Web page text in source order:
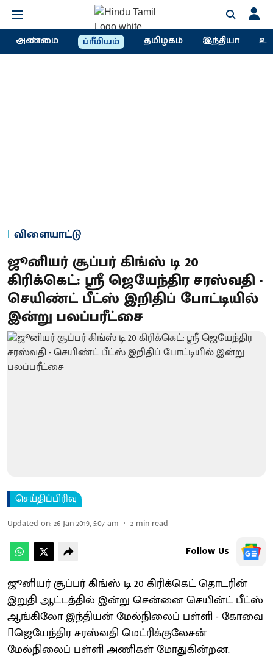
அண்மை ப்ரீமியம் தமிழகம் இந்தியா
விளையாட்டு
ஜூனியர் சூப்பர் கிங்ஸ் டி 20
கிரிக்கெட்: ஸ்ரீ ஜெயேந்திர சரஸ்வதி -
செயிண்ட் பீட்ஸ் இறிதிப் போட்டியில்
இன்று பலப்பரீட்சை
செய்திப்பிரிவு
Updated on:26 Jan 2019, 5:07 am 2 min read
Follow Us
ஜூனியர் சூப்பர் கிங்ஸ் டி 20 கிரிக்கெட் தொடரின்
இறுதி ஆட்டத்தில் இன்று சென்னை செயின்ட் பீட்ஸ்
ஆங்கிலோ இந்தியன் மேல்நிலைப் பள்ளி - கோவை
ஜெயேந்திர சரஸ்வதி மெட்ரிக்குலேசன்
மேல்நிலைப் பள்ளி அணிகள் மோதுகின்றன.